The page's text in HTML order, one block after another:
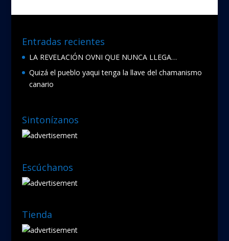
Entradas recientes
LA REVELACIÓN OVNI QUE NUNCA LLEGA…
Quizá el pueblo yaqui tenga la llave del chamanismo
canario
Sintonízanos
Escúchanos
Tienda